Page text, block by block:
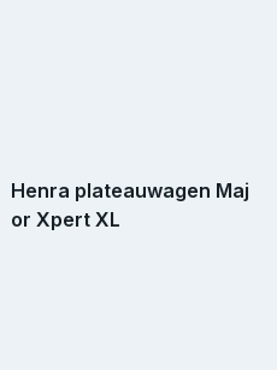
Henra plateauwagen Maj
or Xpert XL